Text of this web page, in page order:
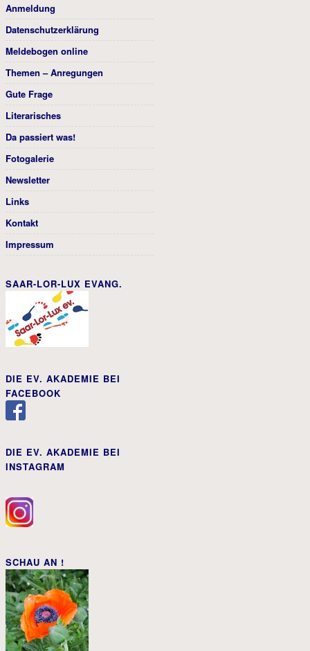
Anmeldung
Datenschutzerklärung
Meldebogen online
Themen – Anregungen
Gute Frage
Literarisches
Da passiert was!
Fotogalerie
Newsletter
Links
Kontakt
Impressum
SAAR-LOR-LUX EVANG.
DIE EV. AKADEMIE BEI
FACEBOOK
DIE EV. AKADEMIE BEI
INSTAGRAM
SCHAU AN !